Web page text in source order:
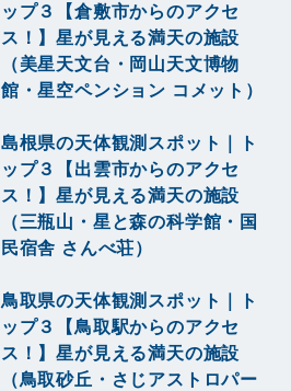
ップ３【倉敷市からのアクセ
ス！】星が見える満天の施設
（美星天文台・岡山天文博物
館・星空ペンション コメット）
島根県の天体観測スポット｜ト
ップ３【出雲市からのアクセ
ス！】星が見える満天の施設
（三瓶山・星と森の科学館・国
民宿舎 さんべ荘）
鳥取県の天体観測スポット｜ト
ップ３【鳥取駅からのアクセ
ス！】星が見える満天の施設
（鳥取砂丘・さじアストロパー